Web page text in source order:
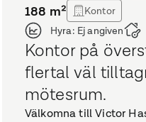
188 m²
Kontor
Hyra: Ej angiven
Kontor på
flertal väl
mötesrum.
Välkomna till Victor